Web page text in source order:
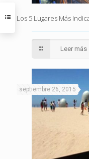
Los 5 Lugares Más
Leer más
septiembre 26, 2015